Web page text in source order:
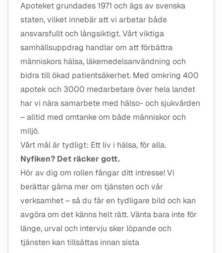
Apoteket grundades 1971 och ägs av svenska
staten, vilket innebär att vi arbetar både
ansvarsfullt och långsiktigt. Vårt viktiga
samhällsuppdrag handlar om att förbättra
människors hälsa, läkemedelsanvändning och
bidra till ökad patientsäkerhet. Med omkring 400
apotek och 3000 medarbetare över hela landet
har vi nära samarbete med hälso- och sjukvården
– alltid med omtanke om både människor och
miljö.
Vårt mål är tydligt: Ett liv i hälsa, för alla.
Nyfiken? Det räcker gott.
Hör av dig om rollen fångar ditt intresse! Vi
berättar gärna mer om tjänsten och vår
verksamhet – så du får en tydligare bild och kan
avgöra om det känns helt rätt. Vänta bara inte för
länge, urval och intervju sker löpande och
tjänsten kan tillsättas innan sista